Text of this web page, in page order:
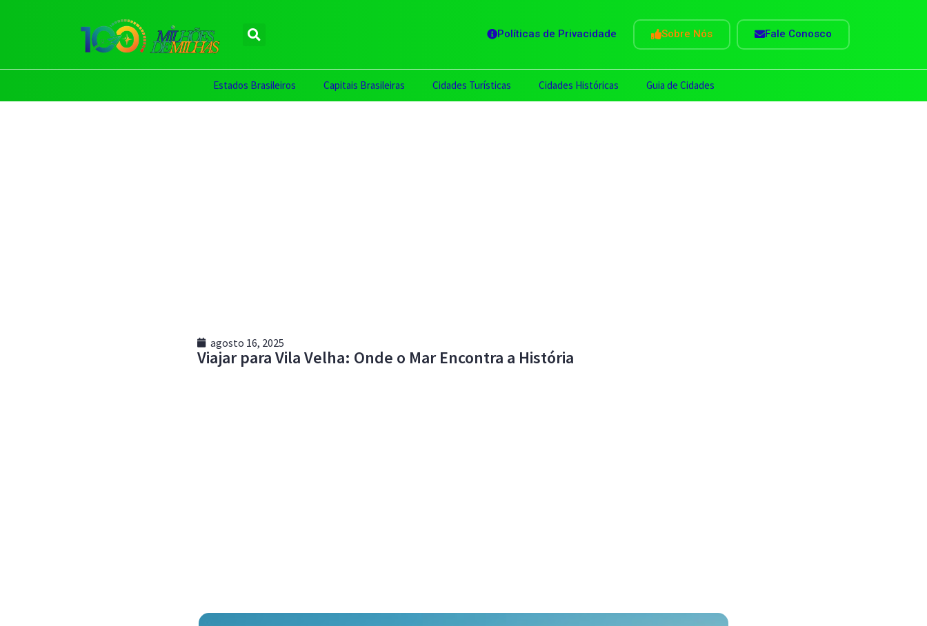
Políticas de Privacidade Sobre Nós Fale Conosco
Estados Brasileiros Capitais Brasileiras Cidades Turísticas Cidades Históricas Guia de Cidades
agosto 16, 2025
Viajar para Vila Velha: Onde o Mar Encontra a História